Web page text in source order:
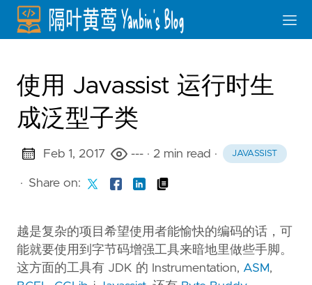
使用 Javassist 运行时生
成泛型子类
Feb 1, 2017 --- · 2 min read · JAVASSIST
· Share on:
越是复杂的项目希望使用者能愉快的编码的话，可
能就要使用到字节码增强工具来暗地里做些手脚。
这方面的工具有 JDK 的 Instrumentation, ASM,